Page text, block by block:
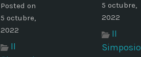
Posted on
5 octubre,
2022
II
5 octubre,
2022
II
Simposio